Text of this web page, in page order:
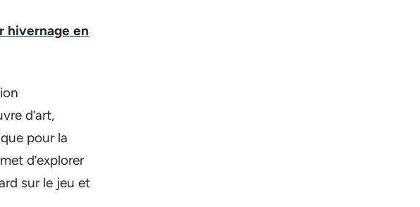
hivernage en
d’art,
pour la
d’explorer
sur le jeu et